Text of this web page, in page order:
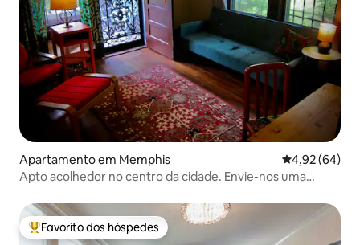
Apartamento em Memphis Classificação
4,92 (64)
Apto acolhedor no centro da cidade. Envie-nos uma
Favoritos dos hóspedes mais apreciados
Favorito dos hóspedes